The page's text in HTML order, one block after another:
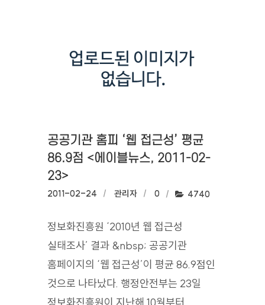
공공기관 홈피 ‘웹 접근성’ 평균
86.9점 <에이블뉴스, 2011-02-
23>
작성일:
2011-02-24 작성자:
관리자 댓글수:
0 조회수:
4740
정보화진흥원 ‘2010년 웹 접근성
실태조사’ 결과 &nbsp; 공공기관
홈페이지의 ‘웹 접근성’이 평균 86.9점인
것으로 나타났다. 행정안전부는 23일